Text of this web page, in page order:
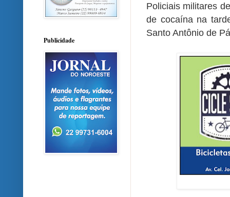
Policiais militares
de cocaína na
Santo Antônio de
Publicidade